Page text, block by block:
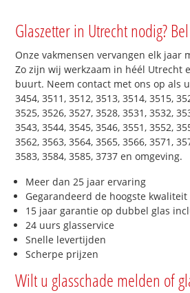
Glaszetter in Utrecht nodig?
Onze vakmensen vervangen elk jaar
Zo zijn wij werkzaam in héél Utrecht
buurt. Neem contact met ons op als
3454, 3511, 3512, 3513, 3514, 3515,
3525, 3526, 3527, 3528, 3531, 3532,
3543, 3544, 3545, 3546, 3551, 3552,
3562, 3563, 3564, 3565, 3566, 3571,
3583, 3584, 3585, 3737 en omgeving.
Meer dan 25 jaar ervaring
Gegarandeerd de hoogste kwaliteit
15 jaar garantie op dubbel glas
24 uurs glasservice
Snelle levertijden
Scherpe prijzen
Wilt u glasschade melden of